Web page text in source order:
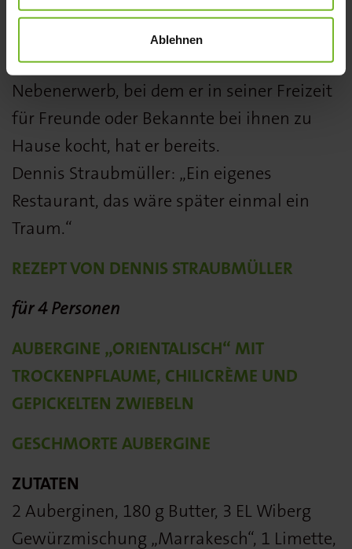
Ablehnen
weitere Erfahrungen sammeln und
irgendwann in der Zukunft in die
Selbstständigkeit starten. Einen kleinen
Nebenerwerb, bei dem er in seiner Freizeit
für Freunde oder Bekannte bei ihnen zu
Hause kocht, hat er bereits.
Dennis Straubmüller: „Ein eigenes
Restaurant, das wäre später einmal ein
Traum.“
REZEPT VON DENNIS STRAUBMÜLLER
für 4 Personen
AUBERGINE „ORIENTALISCH“ MIT
TROCKENPFLAUME, CHILICRÈME UND
GEPICKELTEN ZWIEBELN
GESCHMORTE AUBERGINE
ZUTATEN
2 Auberginen, 180 g Butter, 3 EL Wiberg
Gewürzmischung „Marrakesch“, 1 Limette,